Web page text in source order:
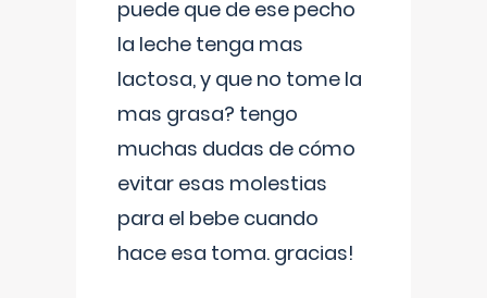
puede que de ese pecho
la leche tenga mas
lactosa, y que no tome la
mas grasa? tengo
muchas dudas de cómo
evitar esas molestias
para el bebe cuando
hace esa toma. gracias!